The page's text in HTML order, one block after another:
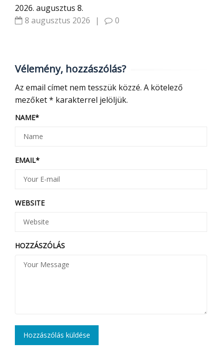
2026. augusztus 8.
8 augusztus 2026
| 0
Vélemény, hozzászólás?
Az email címet nem tesszük közzé. A kötelező
mezőket* karakterrel jelöljük.
NAME*
EMAIL*
WEBSITE
HOZZÁSZÓLÁS